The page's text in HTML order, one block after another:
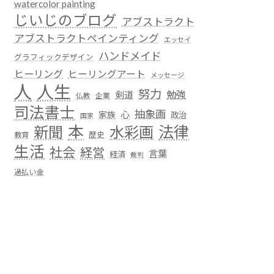
watercolor painting
じいじのブログ アブストラクト
アブストラクトペインティング
エッセイ
グラフィックデザイン ハンドメイド
ヒーリング ヒーリングアート メッセージ
人 人生 仏教 企業 剣道 努力 勉強
司法書士 国家 家族 心 抽象画 政治
教育 新聞 本 歴史 水彩画 法律
生活 社会 経営 経済 裁判 言葉
過払い金